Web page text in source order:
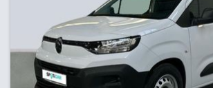
de
de los
datos
objetivo